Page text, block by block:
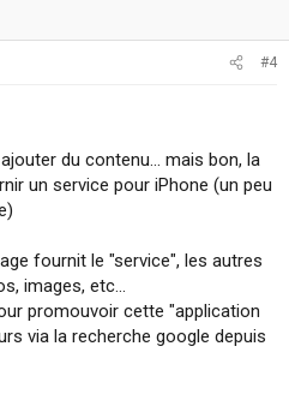
#4
du contenu... mais bon, la
un service pour iPhone (un peu
fournit le "service", les autres
images, etc...
promouvoir cette "application
via la recherche google depuis